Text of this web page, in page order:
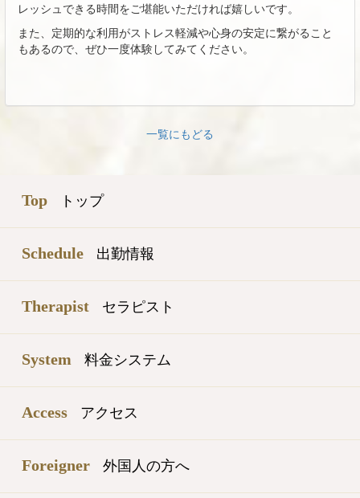
レッシュできる時間をご堪能いただければ嬉しいです。
また、定期的な利用がストレス軽減や心身の安定に繋がること
もあるので、ぜひ一度体験してみてください。
一覧にもどる
Top トップ
Schedule 出勤情報
Therapist セラピスト
System 料金システム
Access アクセス
Foreigner 外国人の方へ